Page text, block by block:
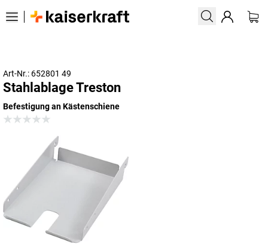
Art-Nr.: 652801 49
Stahlablage Treston
Befestigung an Kästenschiene